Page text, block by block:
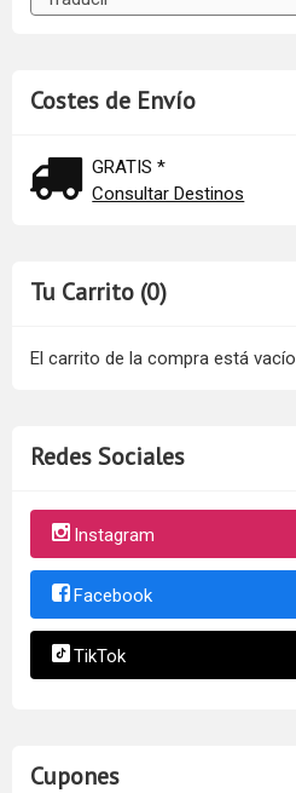
Costes de Envío
GRATIS *
Consultar Destinos
Tu Carrito (0)
El carrito de la compra está vacío
Redes Sociales
Instagram
Facebook
TikTok
Cupones